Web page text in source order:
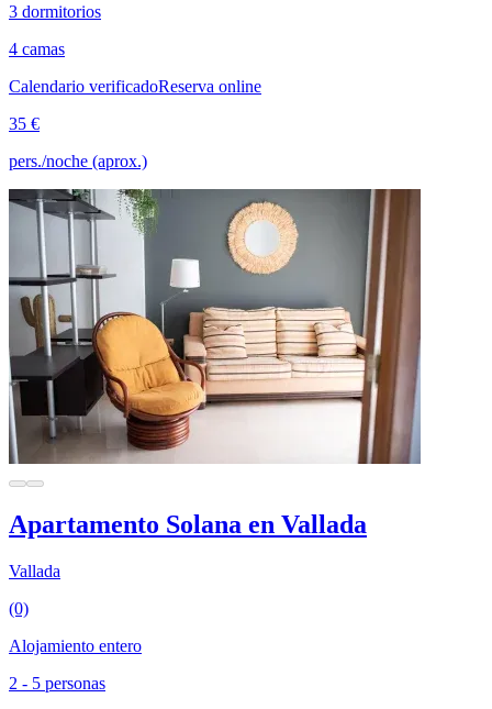
3 dormitorios
4 camas
Calendario verificadoReserva online
35 €
pers./noche (aprox.)
Apartamento Solana en Vallada
Vallada
(0)
Alojamiento entero
2 - 5 personas